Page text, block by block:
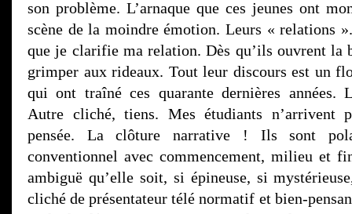
son problème. L’arnaque que ces jeunes ont
scène de la moindre émotion. Leurs « relations
que je clarifie ma relation. Dès qu’ils ouvrent la
grimper aux rideaux. Tout leur discours est un
qui ont traîné ces quarante dernières années.
Autre cliché, tiens. Mes étudiants n’arrivent
pensée. La clôture narrative ! Ils sont
conventionnel avec commencement, milieu et
ambiguë qu’elle soit, si épineuse, si
cliché de présentateur télé normatif et bien-